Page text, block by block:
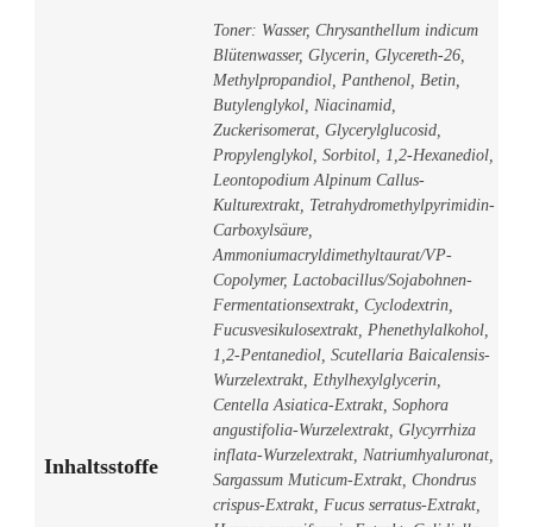
Inhaltsstoffe
Toner: Wasser, Chrysanthellum indicum
Blütenwasser, Glycerin, Glycereth-26,
Methylpropandiol, Panthenol, Betin,
Butylenglykol, Niacinamid,
Zuckerisomerat, Glycerylglucosid,
Propylenglykol, Sorbitol, 1,2-Hexanediol,
Leontopodium Alpinum Callus-
Kulturextrakt, Tetrahydromethylpyrimidin-
Carboxylsäure,
Ammoniumacryldimethyltaurat/VP-
Copolymer, Lactobacillus/Sojabohnen-
Fermentationsextrakt, Cyclodextrin,
Fucusvesikulosextrakt, Phenethylalkohol,
1,2-Pentanediol, Scutellaria Baicalensis-
Wurzelextrakt, Ethylhexylglycerin,
Centella Asiatica-Extrakt, Sophora
angustifolia-Wurzelextrakt, Glycyrrhiza
inflata-Wurzelextrakt, Natriumhyaluronat,
Sargassum Muticum-Extrakt, Chondrus
crispus-Extrakt, Fucus serratus-Extrakt,